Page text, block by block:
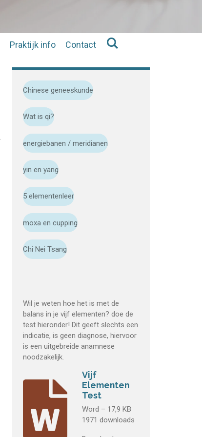
Praktijk info Contact
Chinese geneeskunde
Wat is qi?
energiebanen / meridianen
yin en yang
5 elementenleer
moxa en cupping
Chi Nei Tsang
Wil je weten hoe het is met de
balans in je vijf elementen? doe de
test hieronder! Dit geeft slechts een
indicatie, is geen diagnose, hiervoor
is een uitgebreide anamnese
noodzakelijk.
Vijf
Elementen
Test
Word – 17,9 KB
1971 downloads